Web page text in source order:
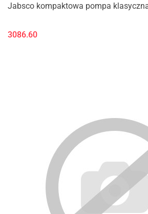
Jabsco kompaktowa pompa
3086.60